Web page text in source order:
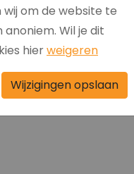
wij om de website te
Wil je dit
hierweigeren
Wijzigingen opslaan